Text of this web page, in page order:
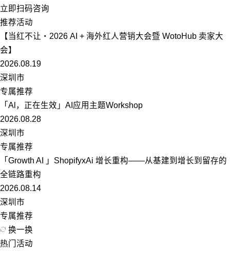
立即扫码咨询
推荐活动
【当红不让・2026 AI + 海外红人营销大会暨 WotoHub 卖家大
会】
2026.08.19
深圳市
专属推荐
「Al，正在生效」AI应用主题Workshop
2026.08.28
深圳市
专属推荐
「Growth AI 」ShopifyxAi 增长重构——从基建到增长到留存的
全链路重构
2026.08.14
深圳市
专属推荐
换一换
热门活动